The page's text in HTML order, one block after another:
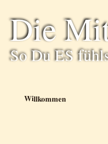
Die
So Du ES
Willkommen